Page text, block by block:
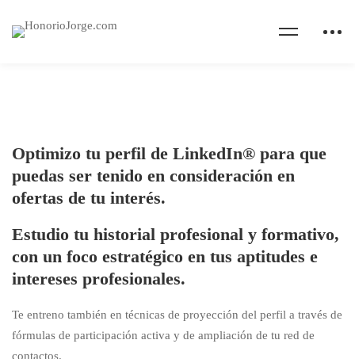
Optimizo tu perfil de LinkedIn® para que
puedas ser tenido en consideración en
ofertas de tu interés.
Estudio tu historial profesional y formativo,
con un foco estratégico en tus aptitudes e
intereses profesionales.
Te entreno también en técnicas de proyección del perfil a través de
fórmulas de participación activa y de ampliación de tu red de
contactos.